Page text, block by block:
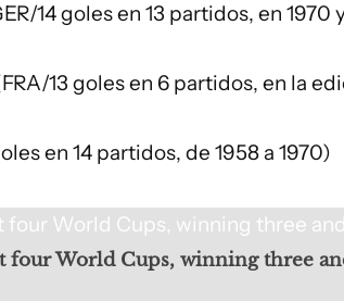
14 goles en 13 partidos, en 1970
13 goles en 6 partidos, en la
en 14 partidos, de 1958 a 1970)
four World Cups, winning three